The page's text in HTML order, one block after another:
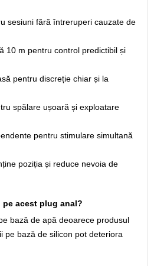
sesiuni fără întreruperi cauzate de
10 m pentru control predictibil și
pentru discreție chiar și la
spălare ușoară și exploatare
pentru stimulare simultană
poziția și reduce nevoia de
acest plug anal?
bază de apă deoarece produsul
pe bază de silicon pot deteriora